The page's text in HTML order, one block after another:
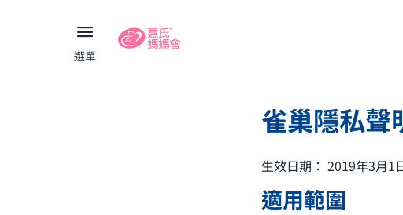
選單
雀巢隱私聲
生效日期： 2019年3月1
適用範圍